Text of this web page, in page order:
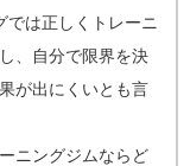
では正しくトレーニ
、自分で限界を決
が出にくいとも言
ニングジムならど